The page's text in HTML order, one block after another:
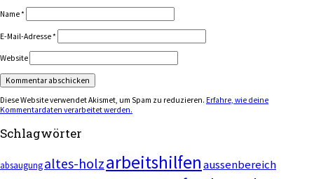
Name*
E-Mail-Adresse*
Website
Diese Website verwendet Akismet, um Spam zu reduzieren. Erfahre, wie deine
Kommentardaten verarbeitet werden.
Schlagwörter
absaugungaltes-holzarbeitshilfenaussenbereich